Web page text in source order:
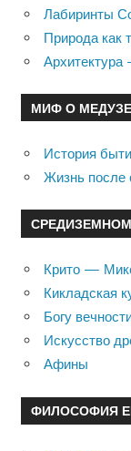
Лабиринты
Природа как
МИФ О МЕДУЗЕ
История
Жизнь после
Крито —
Кикладская
Богу
Искусство
Афины
ФИЛОСОФИЯ